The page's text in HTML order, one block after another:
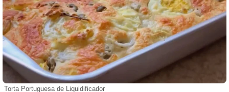
Torta Portuguesa de Liquidificador